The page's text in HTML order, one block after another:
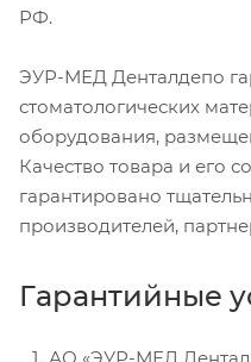
РФ.
ЭУР-МЕД Денталдепо
стоматологических
оборудования,
Качество товара и его
гарантировано
производителей,
Гарантийные